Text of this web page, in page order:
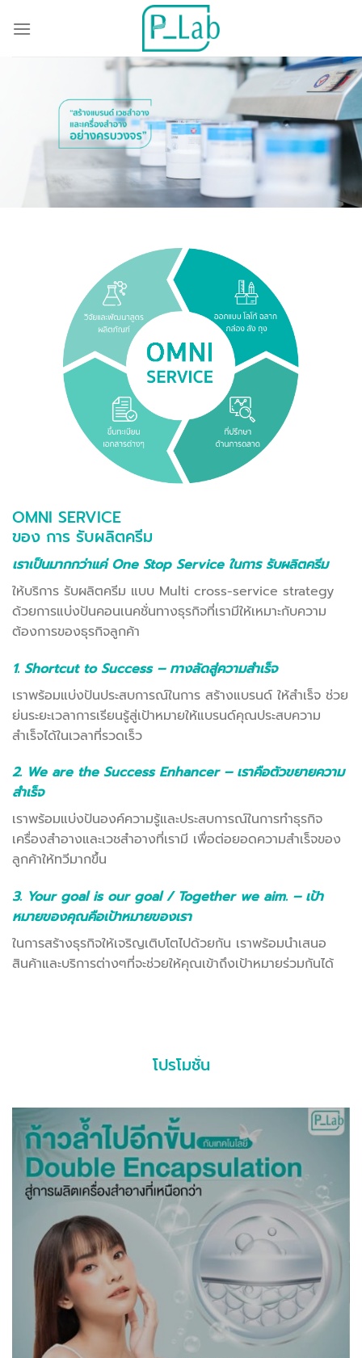
OMNI SERVICE
ของ การ รับผลิตครีม
เราเป็นมากกว่าแค่ One Stop Service ในการ รับผลิตครีม
ให้บริการ รับผลิตครีม แบบ Multi cross-service strategy
ด้วยการแบ่งปันคอนเนคชั่นทางธุรกิจที่เรามีให้เหมาะกับความ
ต้องการของธุรกิจลูกค้า
1. Shortcut to Success – ทางลัดสู่ความสำเร็จ
เราพร้อมแบ่งปันประสบการณ์ในการ สร้างแบรนด์ ให้สำเร็จ ช่วย
ย่นระยะเวลาการเรียนรู้สู่เป้าหมายให้แบรนด์คุณประสบความ
สำเร็จได้ในเวลาที่รวดเร็ว
2. We are the Success Enhancer – เราคือตัวขยายความ
สำเร็จ
เราพร้อมแบ่งปันองค์ความรู้และประสบการณ์ในการทำธุรกิจ
เครื่องสำอางและเวชสำอางที่เรามี เพื่อต่อยอดความสำเร็จของ
ลูกค้าให้ทวีมากขึ้น
3. Your goal is our goal / Together we aim. – เป้า
หมายของคุณคือเป้าหมายของเรา
ในการสร้างธุรกิจให้เจริญเติบโตไปด้วยกัน เราพร้อมนำเสนอ
สินค้าและบริการต่างๆที่จะช่วยให้คุณเข้าถึงเป้าหมายร่วมกันได้
โปรโมชั่น